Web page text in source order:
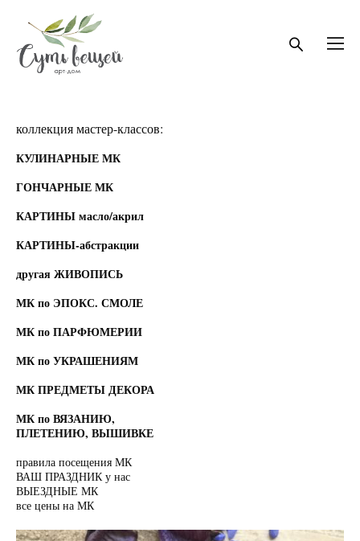
коллекция мастер-классов:
КУЛИНАРНЫЕ МК
ГОНЧАРНЫЕ МК
КАРТИНЫ масло/акрил
КАРТИНЫ-абстракции
другая ЖИВОПИСЬ
МК по ЭПОКС. СМОЛЕ
МК по ПАРФЮМЕРИИ
МК по УКРАШЕНИЯМ
МК ПРЕДМЕТЫ ДЕКОРА
МК по ВЯЗАНИЮ,
ПЛЕТЕНИЮ, ВЫШИВКЕ
правила посещения МК
ВАШ ПРАЗДНИК у нас
ВЫЕЗДНЫЕ МК
все цены на МК